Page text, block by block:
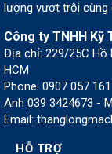
lượng vượt trội cùng
Công ty TNHH Kỹ
Địa chỉ: 229/25C Hồ
HCM
Phone: 0907 057
Anh 039 3424673 -
Email:
HỖ TRỢ